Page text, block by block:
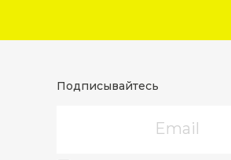
Подписывайтесь